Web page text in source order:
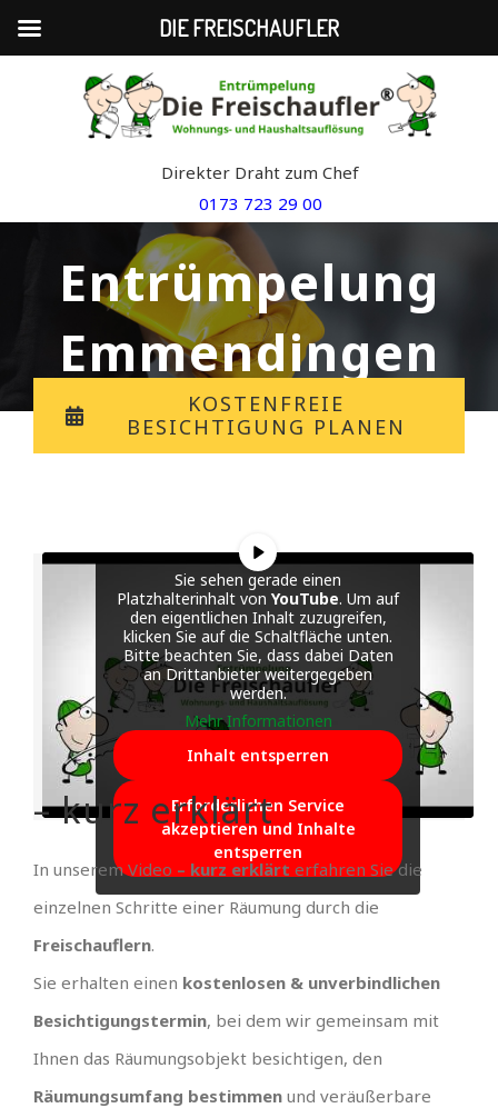
Direkter Draht zum Chef
0173 723 29 00
Entrümpelung
Emmendingen
KOSTENFREIE
BESICHTIGUNG PLANEN
Sie sehen gerade einen
Platzhalterinhalt von YouTube. Um auf
den eigentlichen Inhalt zuzugreifen,
klicken Sie auf die Schaltfläche unten.
Bitte beachten Sie, dass dabei Daten
an Drittanbieter weitergegeben
werden.
Mehr Informationen
Inhalt entsperren
Erforderlichen Service
akzeptieren und Inhalte
entsperren
– kurz erklärt
In unserem Video – kurz erklärt erfahren Sie die
einzelnen Schritte einer Räumung durch die
Freischauflern.
Sie erhalten einen kostenlosen & unverbindlichen
Besichtigungstermin, bei dem wir gemeinsam mit
Ihnen das Räumungsobjekt besichtigen, den
Räumungsumfang bestimmen und veräußerbare
DIE FREISCHAUFLER